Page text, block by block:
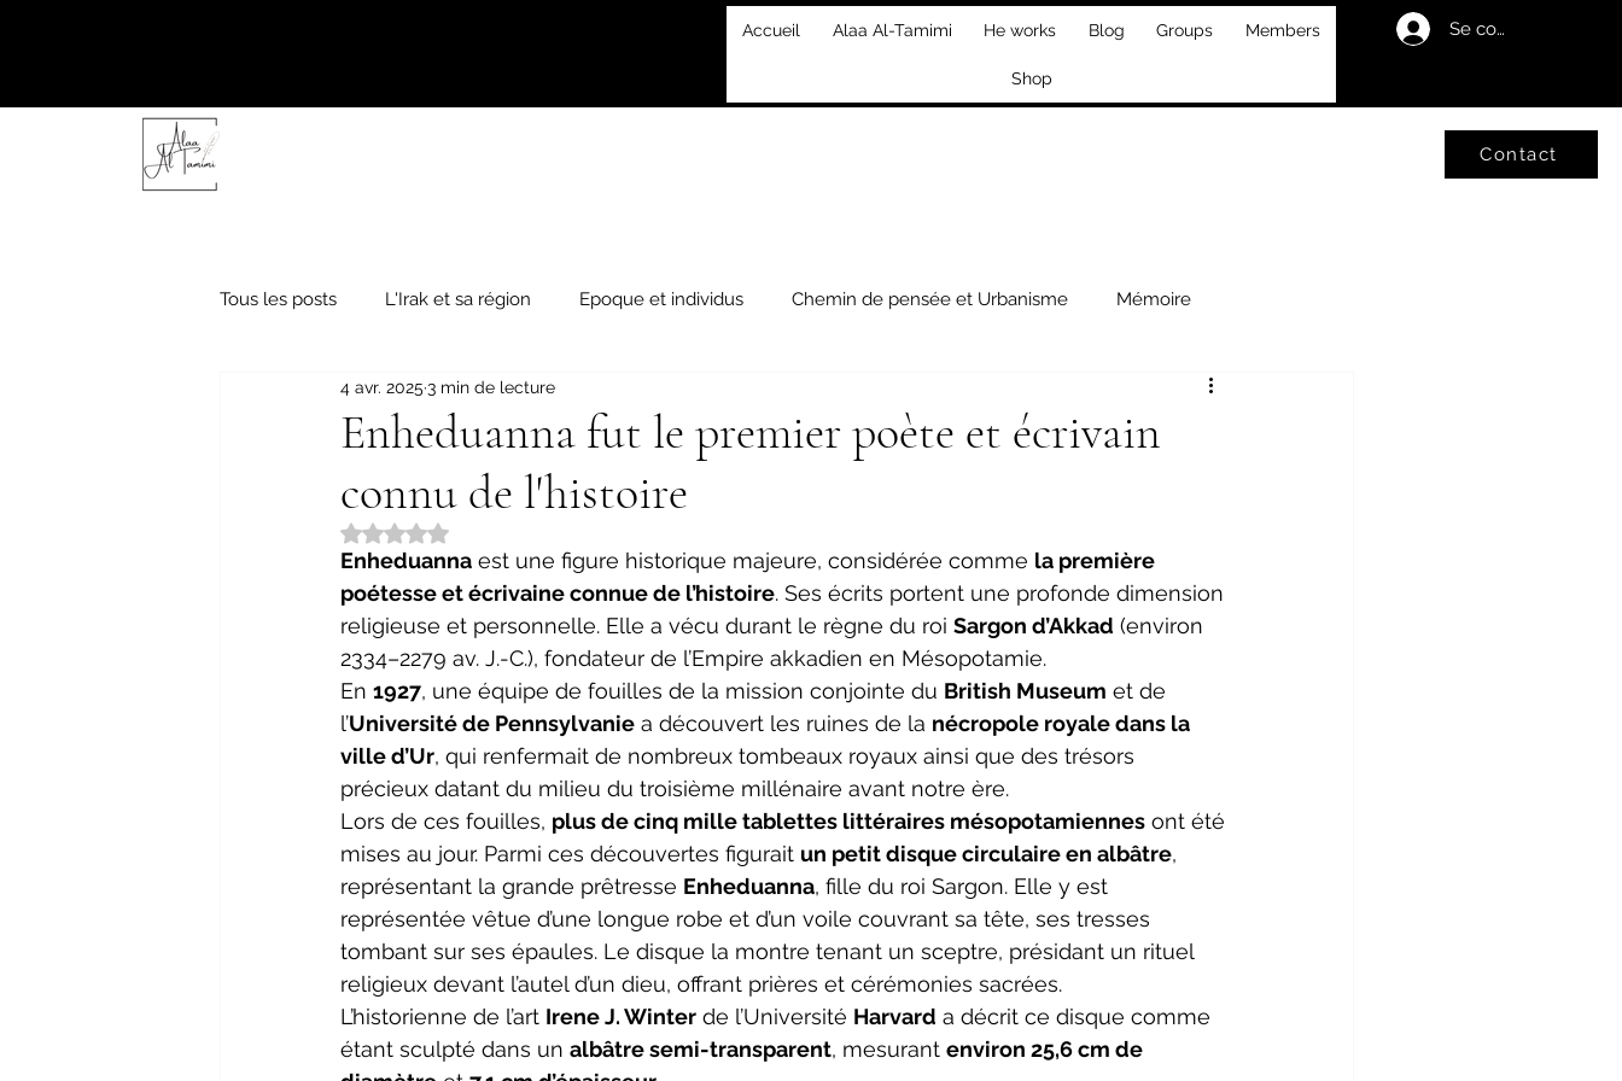
Accueil Alaa Al-Tamimi He works Blog Groups Members
Shop
Se connecter
Contact
Tous les posts L'Irak et sa région Epoque et individus Chemin de pensée et Urbanisme Mémoire
"Friday thoughts" Focus littéraire
Enheduanna fut le premier poète et écrivain
connu de l'histoire
4 avr. 2025 3 min de lecture
Noté NaN étoiles sur 5.
Enheduanna est une figure historique majeure, considérée comme la première
poétesse et écrivaine connue de l’histoire. Ses écrits portent une profonde dimension
religieuse et personnelle. Elle a vécu durant le règne du roi Sargon d’Akkad (environ
2334–2279 av. J.-C.), fondateur de l’Empire akkadien en Mésopotamie.
En 1927, une équipe de fouilles de la mission conjointe du British Museum et de
l’Université de Pennsylvanie a découvert les ruines de la nécropole royale dans la
ville d’Ur, qui renfermait de nombreux tombeaux royaux ainsi que des trésors
précieux datant du milieu du troisième millénaire avant notre ère.
Lors de ces fouilles, plus de cinq mille tablettes littéraires mésopotamiennes ont été
mises au jour. Parmi ces découvertes figurait un petit disque circulaire en albâtre,
représentant la grande prêtresse Enheduanna, fille du roi Sargon. Elle y est
représentée vêtue d’une longue robe et d’un voile couvrant sa tête, ses tresses
tombant sur ses épaules. Le disque la montre tenant un sceptre, présidant un rituel
religieux devant l’autel d’un dieu, offrant prières et cérémonies sacrées.
L’historienne de l’art Irene J. Winter de l’Université Harvard a décrit ce disque comme
étant sculpté dans un albâtre semi-transparent, mesurant environ 25,6 cm de